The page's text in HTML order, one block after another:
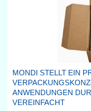
MONDI STELLT EIN
ANWENDUNGEN
VEREINFACHT